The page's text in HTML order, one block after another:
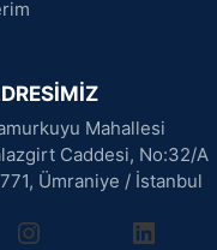
Mahallesi
Caddesi, No:32/A
Ümraniye / İstanbul
instagramlinkedin